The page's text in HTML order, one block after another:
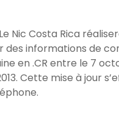
Le Nic Costa Rica
des informations de
en .CR entre le 7
Cette mise à jour